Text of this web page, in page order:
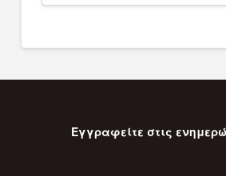
Εγγραφείτε στις